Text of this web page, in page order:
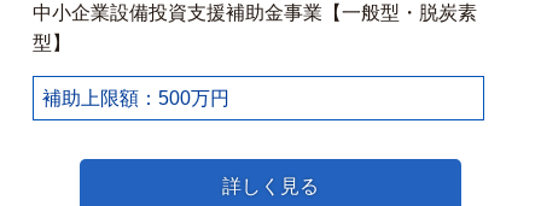
中小企業設備投資支援補助金事業【一般型・脱炭素
型】
補助上限額：500万円
詳しく見る